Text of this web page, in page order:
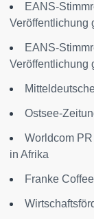
EANS-
Veröffentlichung
EANS-
Veröffentlichung
Ostsee-
Worldcom
in Afrika
Franke